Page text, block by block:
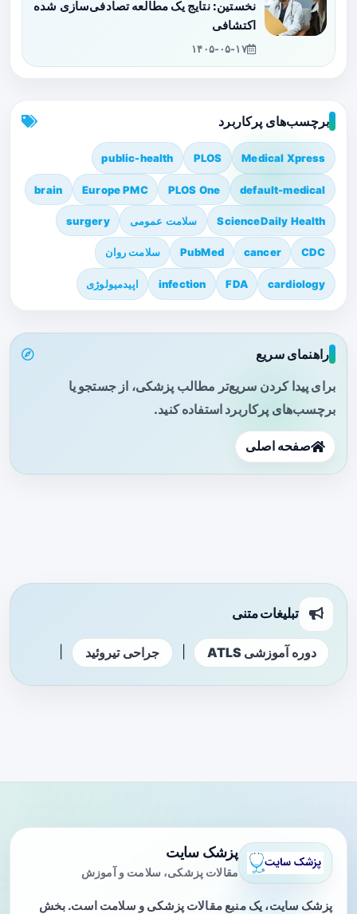
نخستین: نتایج یک مطالعه تصادفی‌سازی شده
اکتشافی
۱۴۰۵-۰۵-۱۷
برچسب‌های پرکاربرد
Medical Xpress
PLOS
public-health
default-medical
PLOS One
Europe PMC
brain
ScienceDaily Health سلامت عمومی surgery
CDC
cancer
PubMed سلامت روان
cardiology
FDA
infection اپیدمیولوژی
راهنمای سریع
برای پیدا کردن سریع‌تر مطالب پزشکی، از جستجو یا
برچسب‌های پرکاربرد استفاده کنید.
صفحه اصلی
تبلیغات متنی
دوره آموزشی ATLS جراحی تیروئید
پزشک سایت
مقالات پزشکی، سلامت و آموزش
پزشک سایت، یک منبع مقالات پزشکی و سلامت است. بخش